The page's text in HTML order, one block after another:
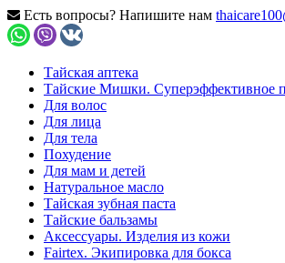
Есть вопросы? Напишите нам
Тайская аптека
Тайские Мишки. Суперэффективное
Для волос
Для лица
Для тела
Похудение
Для мам и детей
Натуральное масло
Тайская зубная паста
Тайские бальзамы
Аксессуары. Изделия из кожи
Fairtex. Экипировка для бокса